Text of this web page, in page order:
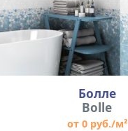
Болле
Bolle
от 0 руб./м²